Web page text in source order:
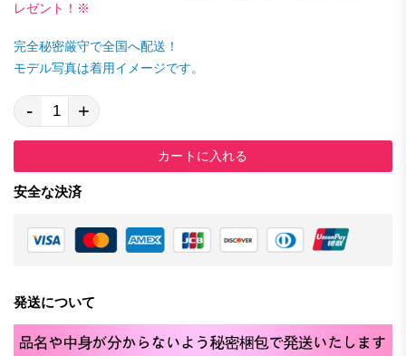
レゼント！※
完全秘密厳守で全国へ配送！
モデル写真は着用イメージです。
- +
カートに入れる
安全な決済
発送について